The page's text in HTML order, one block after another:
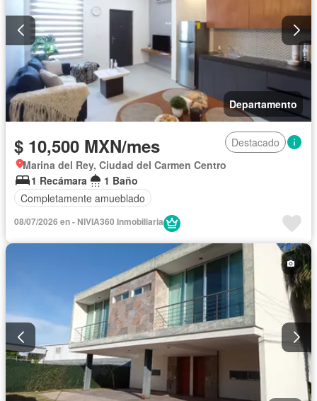
Departamento
$ 10,500 MXN/mes
Destacado
Marina del Rey, Ciudad del Carmen Centro
1 Recámara
1 Baño
Completamente amueblado
08/07/2026 en - NIVIA360 Inmobiliaria